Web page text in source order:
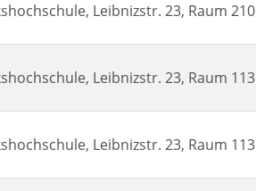
Leibnizstr. 23, Raum 210
Leibnizstr. 23, Raum 113
Leibnizstr. 23, Raum 113